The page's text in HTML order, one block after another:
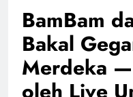
BamBam
Bakal
Merdeka
oleh Live